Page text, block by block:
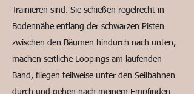
Trainieren sind. Sie schießen regelrecht in
Bodennähe entlang der schwarzen Pisten
zwischen den Bäumen hindurch nach unten,
machen seitliche Loopings am laufenden
Band, fliegen teilweise unter den Seilbahnen
durch und gehen nach meinem Empfinden